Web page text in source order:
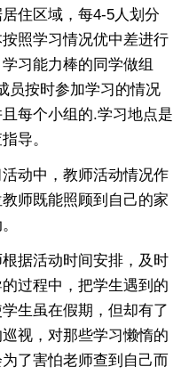
住区域，每4-5人划分
照学习情况优中差进行
习能力棒的同学做组
员按时参加学习的情况
每个小组的.学习地点是
导。
动中，教师活动情况作
师既能照顾到自己的家
据活动时间安排，及时
过程中，把学生遇到的
生虽在假期，但却有了
视，对那些学习懒惰的
了害怕老师查到自己而